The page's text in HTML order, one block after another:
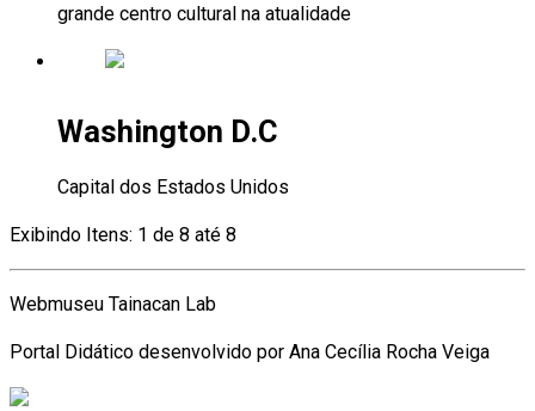
grande centro cultural na atualidade
Washington D.C
Capital dos Estados Unidos
Exibindo Itens: 1 de 8 até 8
Webmuseu Tainacan Lab
Portal Didático desenvolvido por Ana Cecília Rocha Veiga